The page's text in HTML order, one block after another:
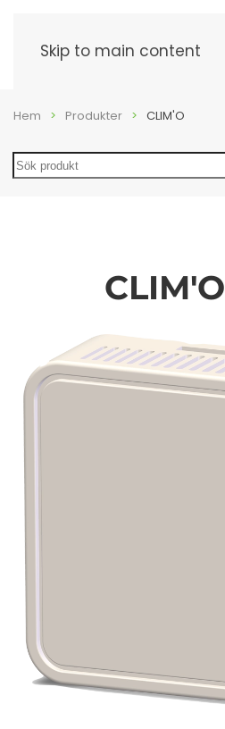
Skip to main content
Hem Produkter CLIM'O
Search
CLIM'O